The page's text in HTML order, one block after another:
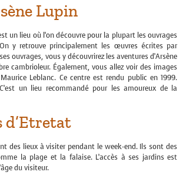
Lupin
un lieu où l’on découvre pour la plupart les ouvrages
y retrouve principalement les œuvres écrites par
ouvrages, vous y découvrirez les aventures d’Arsène
cambrioleur. Également, vous allez voir des images
Leblanc. Ce centre est rendu public en 1999.
un lieu recommandé pour les amoureux de la
d’Etretat
des lieux à visiter pendant le week-end. Ils sont des
la plage et la falaise. L’accès à ses jardins est
du visiteur.